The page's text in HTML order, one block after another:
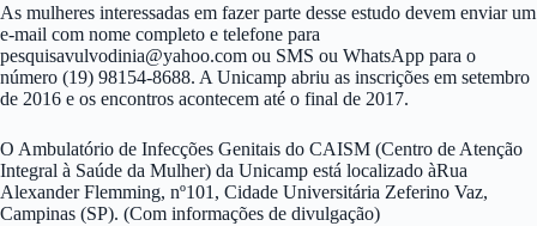
As mulheres interessadas em fazer parte desse estudo devem enviar um
e-mail com nome completo e telefone para
pesquisavulvodinia@yahoo.com ou SMS ou WhatsApp para o
número (19) 98154-8688. A Unicamp abriu as inscrições em setembro
de 2016 e os encontros acontecem até o final de 2017.
O Ambulatório de Infecções Genitais do CAISM (Centro de Atenção
Integral à Saúde da Mulher) da Unicamp está localizado àRua
Alexander Flemming, nº101, Cidade Universitária Zeferino Vaz,
Campinas (SP). (Com informações de divulgação)